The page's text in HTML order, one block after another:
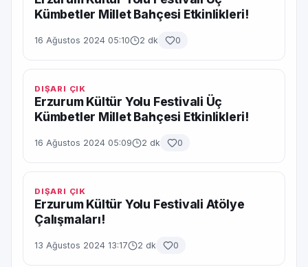
Kümbetler Millet Bahçesi Etkinlikleri!
16 Ağustos 2024 05:10 2 dk 0
DIŞARI ÇIK
Erzurum Kültür Yolu Festivali Üç
Kümbetler Millet Bahçesi Etkinlikleri!
16 Ağustos 2024 05:09 2 dk 0
DIŞARI ÇIK
Erzurum Kültür Yolu Festivali Atölye
Çalışmaları!
13 Ağustos 2024 13:17 2 dk 0